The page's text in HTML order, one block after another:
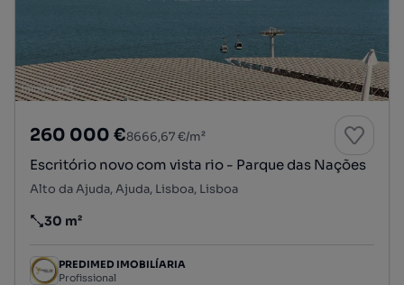
260 000 €8666,67 €/m²
Escritório novo com vista rio - Parque das Nações
Alto da Ajuda, Ajuda, Lisboa, Lisboa
Preço por metro quadrado
30 m²
PREDIMED IMOBILÍARIA
Profissional